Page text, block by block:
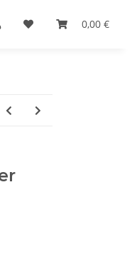
0,00 €